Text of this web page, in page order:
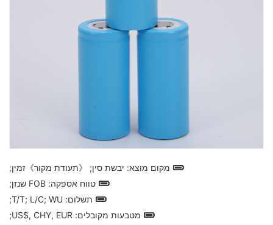
מקום מוצא: יבשת סין; 《תעודת מקור》זמין;
טווח אספקה: FOB שנזן;
תשלום: T/T; L/C; WU;
מטבעות מקובלים: US$, CHY, EUR;